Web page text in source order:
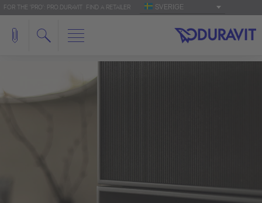
FOR THE 'PRO': PRO.DURAVIT FIND A RETAILER SVERIGE